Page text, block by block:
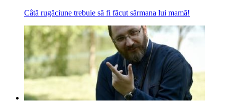
Câtă rugăciune trebuie să fi făcut sărmana lui mamă!